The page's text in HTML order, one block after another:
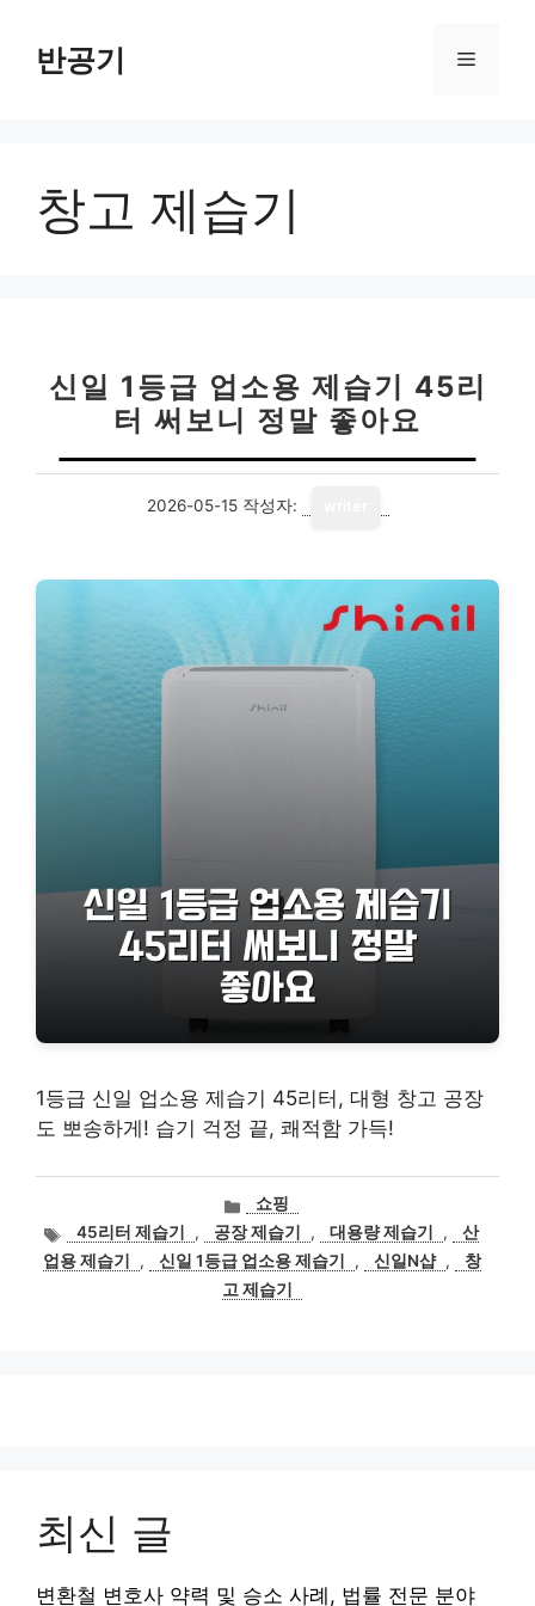
반공기 메
창고 제습기
신일 1등급 업소용 제습기 45리
터 써보니 정말 좋아요
2026-05-15 작성자:
1등급 신일 업소용 제습기 45리터, 대형 창고 공장
도 뽀송하게! 습기 걱정 끝, 쾌적함 가득!
카
테
고
리
쇼핑
태
그
45리터 제습기 , 공장 제습기 , 대용량 제습기 ,
산
업용 제습기
, 신일 1등급 업소용 제습기 , 신일N샵 ,
창
고 제습기
최신 글
변환철 변호사 약력 및 승소 사례, 법률 전문 분야